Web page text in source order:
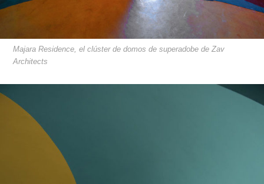
Majara Residence, el clúster de domos de superadobe de Zav
Architects